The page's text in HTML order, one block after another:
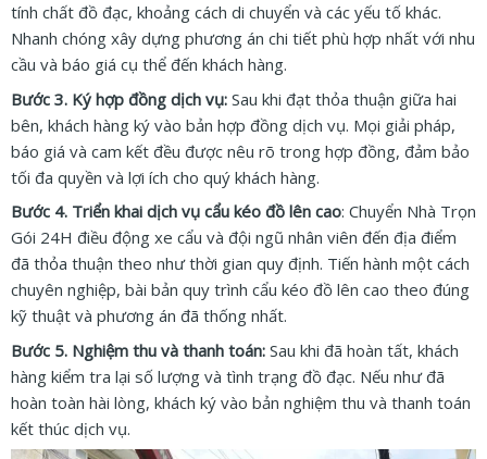
tính chất đồ đạc, khoảng cách di chuyển và các yếu tố khác.
Nhanh chóng xây dựng phương án chi tiết phù hợp nhất với nhu
cầu và báo giá cụ thể đến khách hàng.
Bước 3. Ký hợp đồng dịch vụ: Sau khi đạt thỏa thuận giữa hai
bên, khách hàng ký vào bản hợp đồng dịch vụ. Mọi giải pháp,
báo giá và cam kết đều được nêu rõ trong hợp đồng, đảm bảo
tối đa quyền và lợi ích cho quý khách hàng.
Bước 4. Triển khai dịch vụ cẩu kéo đồ lên cao: Chuyển Nhà Trọn
Gói 24H điều động xe cẩu và đội ngũ nhân viên đến địa điểm
đã thỏa thuận theo như thời gian quy định. Tiến hành một cách
chuyên nghiệp, bài bản quy trình cẩu kéo đồ lên cao theo đúng
kỹ thuật và phương án đã thống nhất.
Bước 5. Nghiệm thu và thanh toán: Sau khi đã hoàn tất, khách
hàng kiểm tra lại số lượng và tình trạng đồ đạc. Nếu như đã
hoàn toàn hài lòng, khách ký vào bản nghiệm thu và thanh toán
kết thúc dịch vụ.